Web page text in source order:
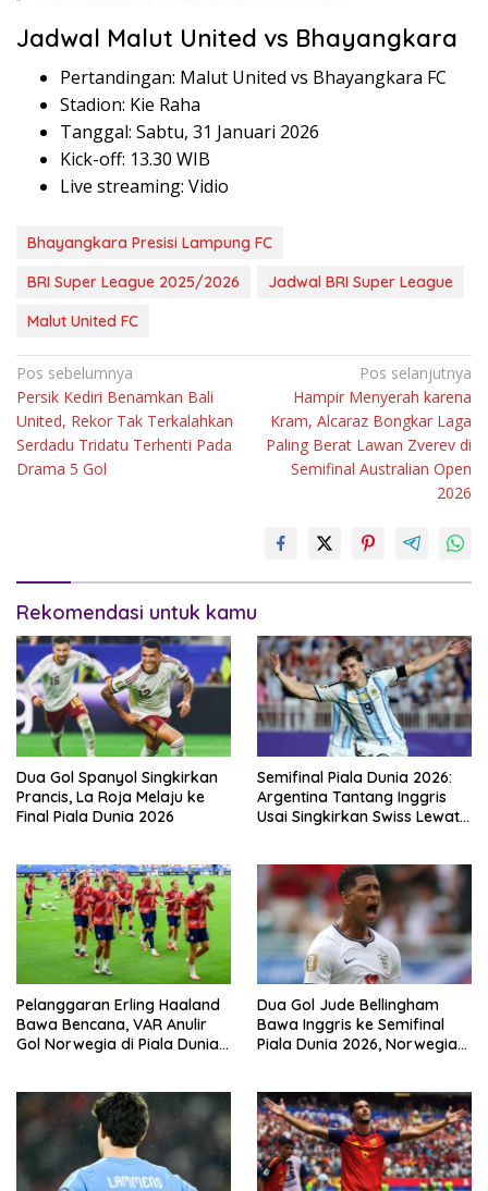
Jadwal Malut United vs Bhayangkara
Pertandingan: Malut United vs Bhayangkara FC
Stadion: Kie Raha
Tanggal: Sabtu, 31 Januari 2026
Kick-off: 13.30 WIB
Live streaming: Vidio
Bhayangkara Presisi Lampung FC
BRI Super League 2025/2026
Jadwal BRI Super League
Malut United FC
Navigasi
pos
Pos sebelumnya
Persik Kediri Benamkan Bali
United, Rekor Tak Terkalahkan
Serdadu Tridatu Terhenti Pada
Drama 5 Gol
Pos selanjutnya
Hampir Menyerah karena
Kram, Alcaraz Bongkar Laga
Paling Berat Lawan Zverev di
Semifinal Australian Open
2026
Rekomendasi untuk kamu
Dua Gol Spanyol Singkirkan
Prancis, La Roja Melaju ke
Final Piala Dunia 2026
Semifinal Piala Dunia 2026:
Argentina Tantang Inggris
Usai Singkirkan Swiss Lewat
Pelanggaran Erling Haaland
Bawa Bencana, VAR Anulir
Gol Norwegia di Piala Dunia
Dua Gol Jude Bellingham
Bawa Inggris ke Semifinal
Piala Dunia 2026, Norwegia